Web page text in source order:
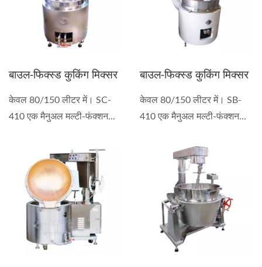
बाउल-फिक्स्ड कुकिंग मिक्सर
केवल 80/150 लीटर में। SC-
410 एक मैनुअल मल्टी-फंक्शन...
बाउल-फिक्स्ड कुकिंग मिक्सर
केवल 80/150 लीटर में। SB-
410 एक मैनुअल मल्टी-फंक्शन...